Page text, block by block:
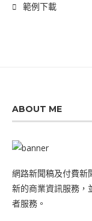
範例下載
ABOUT ME
網路新聞稿及付費新
新的商業資訊服務，
者服務。